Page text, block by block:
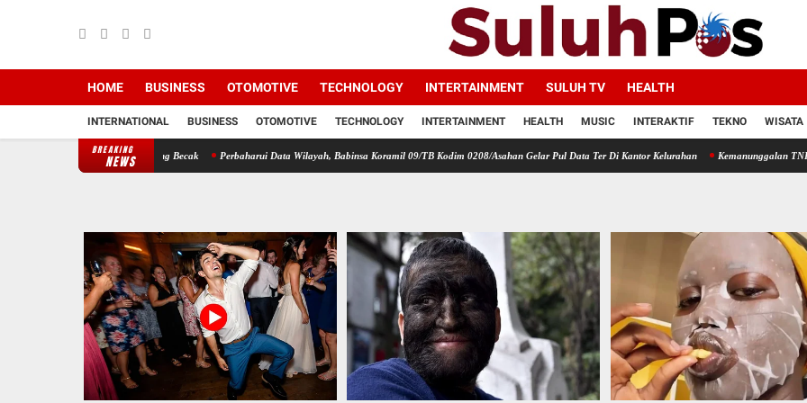
HOME BUSINESS OTOMOTIVE TECHNOLOGY INTERTAINMENT SULUH TV HEALTH
INTERNATIONAL BUSINESS OTOMOTIVE TECHNOLOGY INTERTAINMENT HEALTH MUSIC INTERAKTIF TEKNO WISATA
BREAKING
NEWS
Dengan Abang Becak Perbaharui Data Wilayah, Babinsa Koramil 09/TB Kodim 0208/Asahan Gelar Pul Data Ter Di Kantor Kelurahan Kemanunggalan TNI Dengan